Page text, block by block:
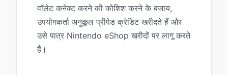
वॉलेट कनेक्ट करने की कोशिश करने के बजाय,
उपयोगकर्ता अनुकूल प्रीपेड क्रेडिट खरीदते हैं और
उसे पात्र Nintendo eShop खरीदों पर लागू करते
हैं।